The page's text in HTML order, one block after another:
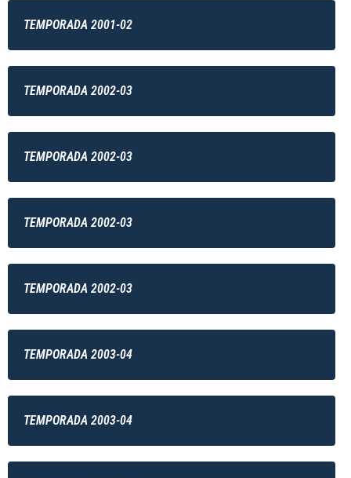
TEMPORADA 2001-02
TEMPORADA 2002-03
TEMPORADA 2002-03
TEMPORADA 2002-03
TEMPORADA 2002-03
TEMPORADA 2003-04
TEMPORADA 2003-04